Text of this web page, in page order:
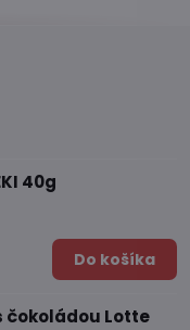
40g
Do košíka
čokoládou Lotte